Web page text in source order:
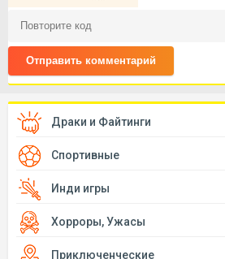
Отправить комментарий
Драки и Файтинги
Спортивные
Инди игры
Хорроры, Ужасы
Приключенческие